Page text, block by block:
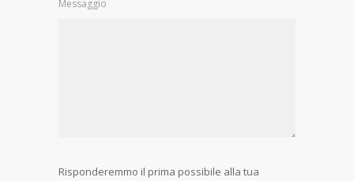
Messaggio
Risponderemmo il prima possibile alla tua